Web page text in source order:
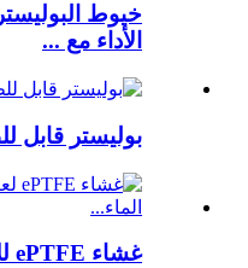
خيوط
الأداء مع ...
بوليستر قابل
غشاء ePTFE للإلكترونيات...